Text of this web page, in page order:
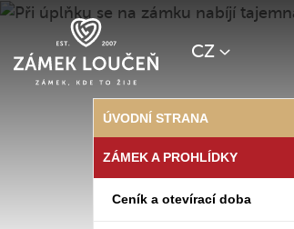
CZ
ÚVODNÍ STRANA
ZÁMEK A PROHLÍDKY
Ceník a otevírací doba